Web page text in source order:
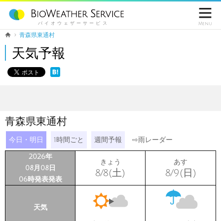
バイオウェザーサービス

Menu
青森県東通村
天気予報
青森県東通村
今日・明日 1時間ごと 週間予報 ⇨雨レーダー
2026年
08月08日
06時発表発表
きょう
8/8(土)
あす
8/9(日)
天気